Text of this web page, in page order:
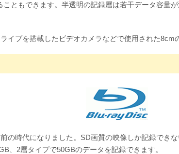
ともできます。半透明の記録層は若干データ容量
ブを搭載したビデオカメラなどで使用された8cm
の時代になりました。SD画質の映像しか記録で
、2層タイプで50GBのデータを記録できます。